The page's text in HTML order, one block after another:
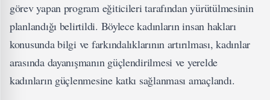
görev yapan program eğiticileri tarafından yürütülmesinin
planlandığı belirtildi. Böylece kadınların insan hakları
konusunda bilgi ve farkındalıklarının artırılması, kadınlar
arasında dayanışmanın güçlendirilmesi ve yerelde
kadınların güçlenmesine katkı sağlanması amaçlandı.